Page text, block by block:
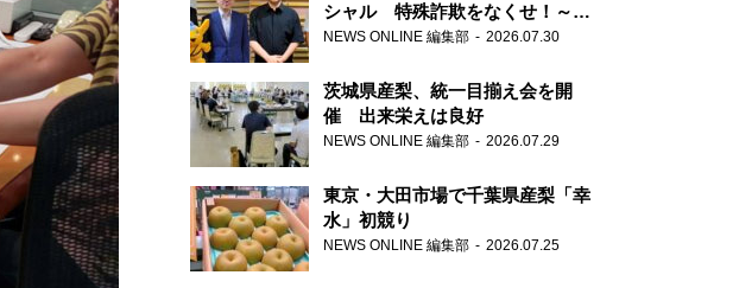
シャル 特殊詐欺をなくせ！～被
害者・加害者・警視庁が語るトク
NEWS ONLINE 編集部 2026.07.30
茨城県産梨、統一目揃え会を開
催 出来栄えは良好
NEWS ONLINE 編集部 2026.07.29
東京・大田市場で千葉県産梨「幸
水」初競り
NEWS ONLINE 編集部 2026.07.25